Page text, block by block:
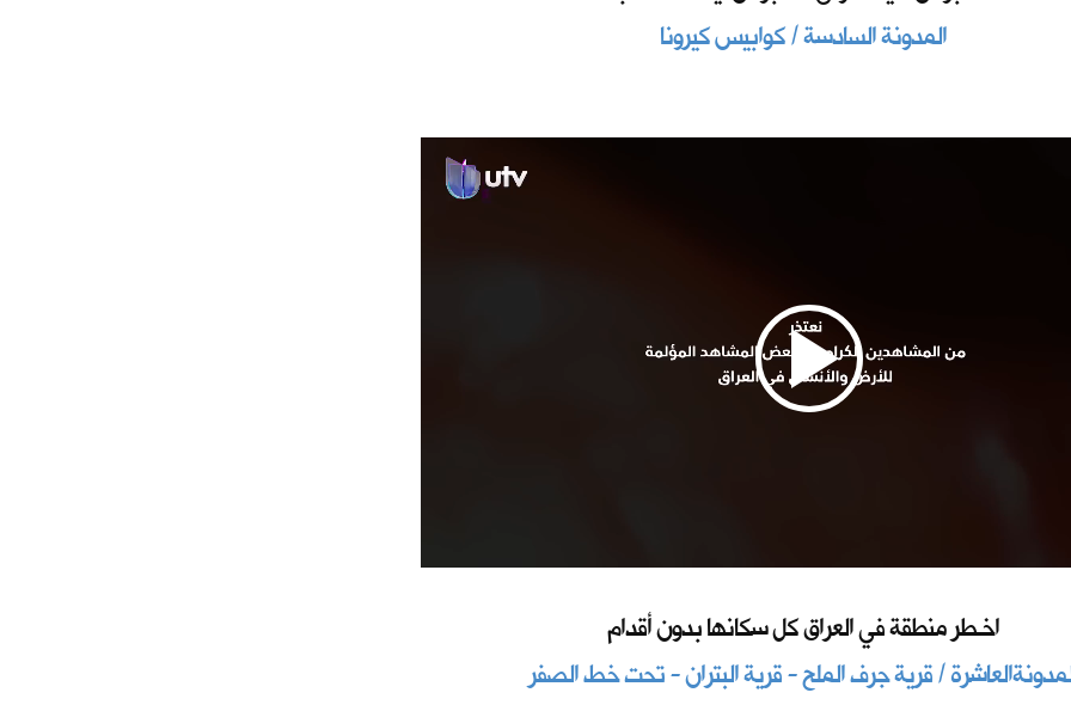
المدونة السادسة / كوابيس كيرونا
اخـطر منطقة في العراق كل سكانها بدون أقدام
/ قرية جرف الملح - قرية البتران - تحت خط الصفر